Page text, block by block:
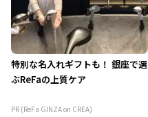
特別な名入れギフトも！ 銀座で選
ぶReFaの上質ケア
PR (ReFa GINZA on CREA)